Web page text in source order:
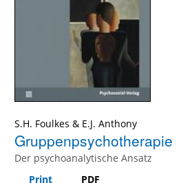
S.H. Foulkes & E.J. Anthony
Gruppenpsychotherapie
Der psychoanalytische Ansatz
Print
PDF